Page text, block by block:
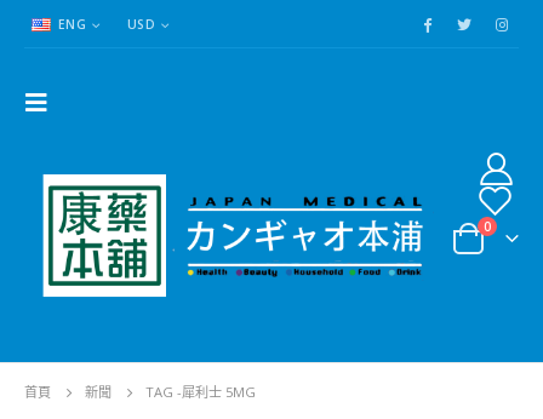
ENG USD
0
首頁 新聞 TAG -犀利士 5MG